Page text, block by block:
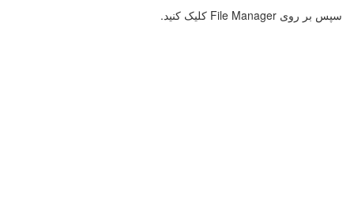
سپس بر روی File Manager کلیک کنید.